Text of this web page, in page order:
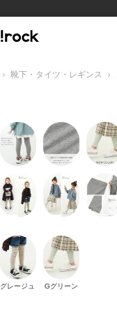
靴下・タイツ・レギンス
グレージュ Gグリーン